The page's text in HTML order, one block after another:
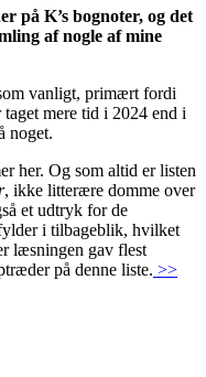
på K’s bognoter, og det
af nogle af mine
vanligt, primært fordi
mere tid i 2024 end i
noget.
her. Og som altid er listen
, ikke litterære domme over
et udtryk for de
i tilbageblik, hvilket
læsningen gav flest
på denne liste. >>